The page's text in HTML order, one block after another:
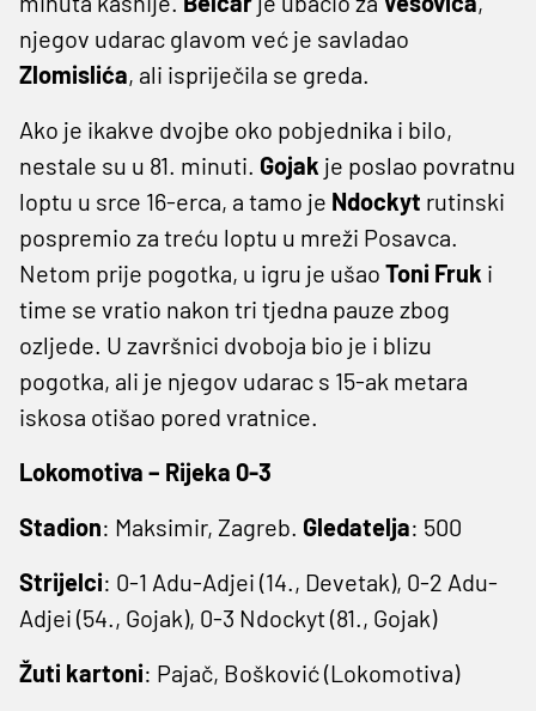
njegov udarac glavom već je savladao
Zlomislića, ali ispriječila se greda.
Ako je ikakve dvojbe oko pobjednika i bilo,
nestale su u 81. minuti. Gojak je poslao povratnu
loptu u srce 16-erca, a tamo je Ndockyt rutinski
pospremio za treću loptu u mreži Posavca.
Netom prije pogotka, u igru je ušao Toni Fruk i
time se vratio nakon tri tjedna pauze zbog
ozljede. U završnici dvoboja bio je i blizu
pogotka, ali je njegov udarac s 15-ak metara
iskosa otišao pored vratnice.
Lokomotiva – Rijeka 0-3
Stadion: Maksimir, Zagreb. Gledatelja: 500
Strijelci: 0-1 Adu-Adjei (14., Devetak), 0-2 Adu-
Adjei (54., Gojak), 0-3 Ndockyt (81., Gojak)
Žuti kartoni: Pajač, Bošković (Lokomotiva)